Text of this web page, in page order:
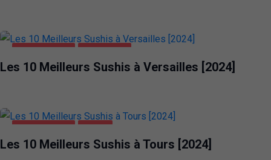
Les 10 Meilleurs Sushis à Versailles [2024]
Les 10 Meilleurs Sushis à Tours [2024]